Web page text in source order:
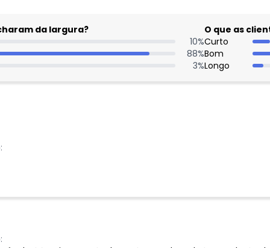
da largura?
10%
88%
3%
O que as
Curto
Bom
Longo